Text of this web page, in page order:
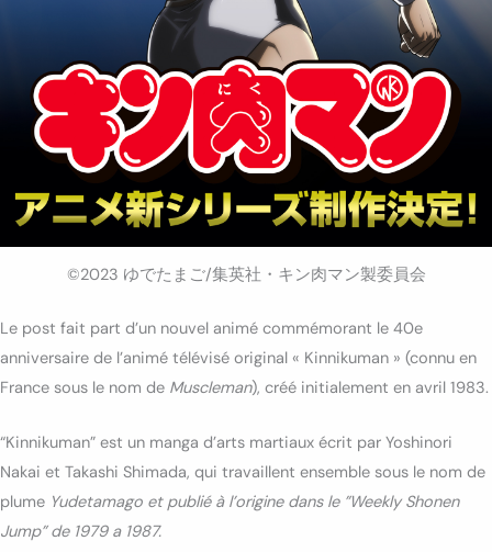
©2023 ゆでたまご/集英社・キン肉マン製委員会
Le post fait part d’un nouvel animé commémorant le 40e
anniversaire de l’animé télévisé original « Kinnikuman » (connu en
France sous le nom de Muscleman), créé initialement en avril 1983.
“Kinnikuman” est un manga d’arts martiaux écrit par Yoshinori
Nakai et Takashi Shimada, qui travaillent ensemble sous le nom de
plume Yudetamago et publié à l’origine dans le ”Weekly Shonen
Jump” de 1979 a 1987.